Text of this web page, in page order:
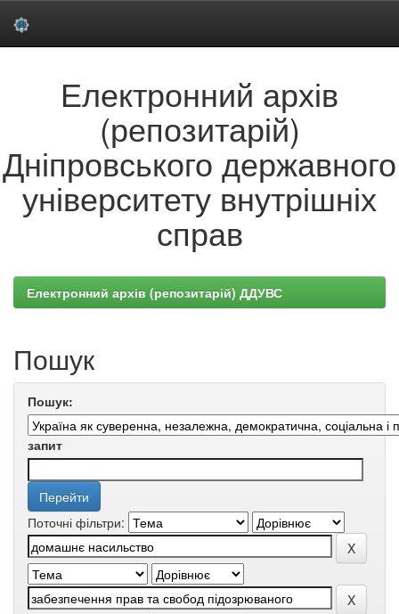
Електронний архів
(репозитарій)
Дніпровського державного
університету внутрішніх
справ
Електронний архів (репозитарій) ДДУВС
Пошук
Пошук:
запит
Поточні фільтри: